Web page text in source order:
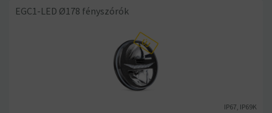
EGC1-LED Ø178 fényszórók
IP67, IP69K